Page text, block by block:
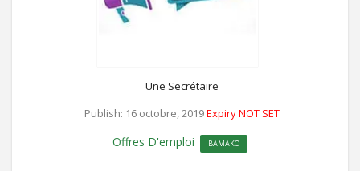
Une Secrétaire
Publish: 16 octobre, 2019Expiry NOT SET
Offres D'emploi BAMAKO